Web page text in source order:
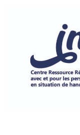
comprend